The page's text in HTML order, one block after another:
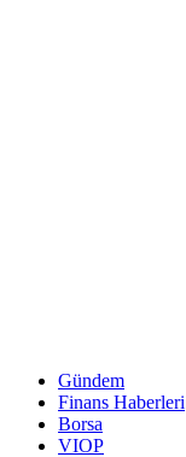
Gündem
Finans Haberleri
Borsa
VIOP